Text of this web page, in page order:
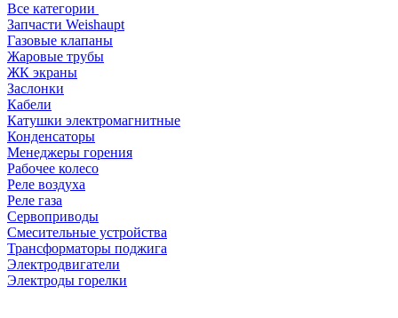
Все категории
Запчасти Weishaupt
Газовые клапаны
Жаровые трубы
ЖК экраны
Заслонки
Кабели
Катушки электромагнитные
Конденсаторы
Менеджеры горения
Рабочее колесо
Реле воздухa
Реле газа
Сервоприводы
Смесительные устройства
Трансформаторы поджига
Электродвигатели
Электроды горелки